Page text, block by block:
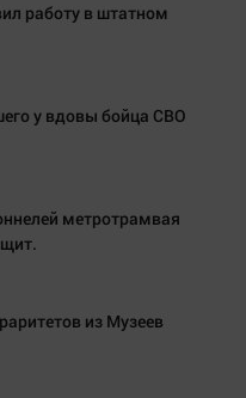
работу в штатном
у вдовы бойца СВО
метротрамвая
из Музеев